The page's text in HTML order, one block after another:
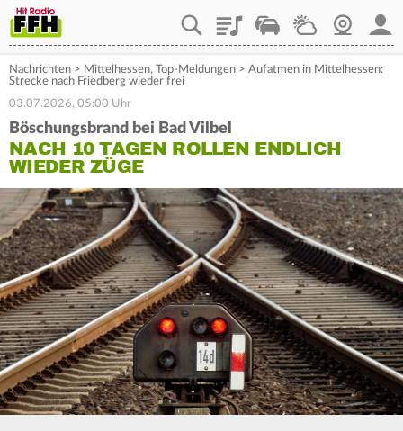
PlaylistStaupilotWetterWebcam
Nachrichten > Mittelhessen, Top-Meldungen > Aufatmen in Mittelhessen:
Strecke nach Friedberg wieder frei
03.07.2026, 05:00 Uhr
Böschungsbrand bei Bad Vilbel
NACH 10 TAGEN ROLLEN ENDLICH
WIEDER ZÜGE